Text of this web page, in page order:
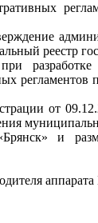
реестр
от
и